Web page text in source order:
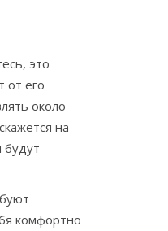
это
от его
около
на
будут
комфортно